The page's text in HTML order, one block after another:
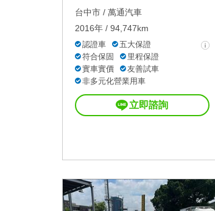
台中市 / 萬通汽車
2016年 / 94,747km
認證車
五大保證
符合保固
里程保證
實車實價
友善試車
非多元化營業用車
立即諮詢